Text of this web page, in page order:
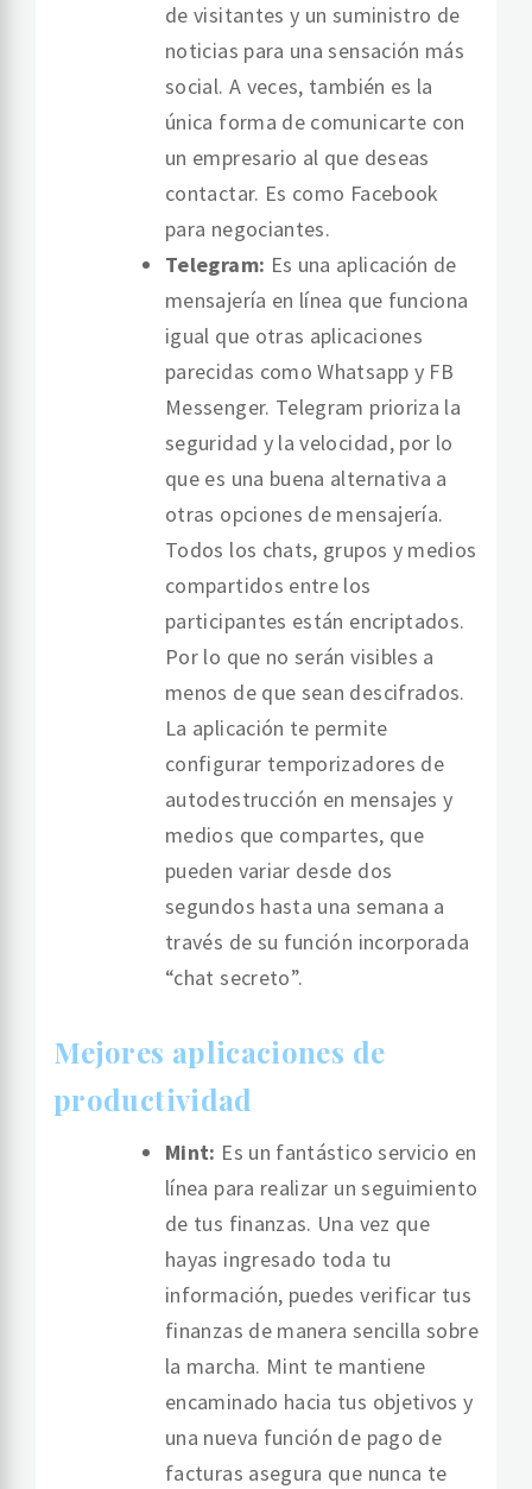
de visitantes y un suministro de
noticias para una sensación más
social. A veces, también es la
única forma de comunicarte con
un empresario al que deseas
contactar. Es como Facebook
para negociantes.
Telegram: Es una aplicación de
mensajería en línea que funciona
igual que otras aplicaciones
parecidas como Whatsapp y FB
Messenger. Telegram prioriza la
seguridad y la velocidad, por lo
que es una buena alternativa a
otras opciones de mensajería.
Todos los chats, grupos y medios
compartidos entre los
participantes están encriptados.
Por lo que no serán visibles a
menos de que sean descifrados.
La aplicación te permite
configurar temporizadores de
autodestrucción en mensajes y
medios que compartes, que
pueden variar desde dos
segundos hasta una semana a
través de su función incorporada
“chat secreto”.
Mejores aplicaciones de
productividad
Mint: Es un fantástico servicio en
línea para realizar un seguimiento
de tus finanzas. Una vez que
hayas ingresado toda tu
información, puedes verificar tus
finanzas de manera sencilla sobre
la marcha. Mint te mantiene
encaminado hacia tus objetivos y
una nueva función de pago de
facturas asegura que nunca te